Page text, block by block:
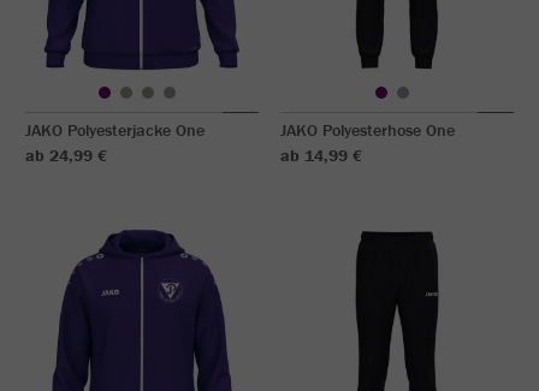
JAKO Polyesterjacke One
ab 24,99 €
JAKO Polyesterhose One
ab 14,99 €